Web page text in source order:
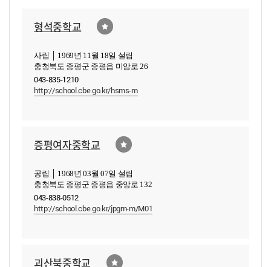
형석중학교
사립 │ 1969년 11월 18일 설립
충청북도 증평군 증평읍 미암로 26
043-835-1210
http://school.cbe.go.kr/hsms-m
증평여자중학교
공립 │ 1968년 03월 07일 설립
충청북도 증평군 증평읍 중앙로 132
043-838-0512
http://school.cbe.go.kr/jpgm-m/M01
괴산북중학교